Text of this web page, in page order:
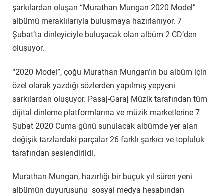
şarkılardan oluşan “Murathan Mungan 2020 Model”
albümü meraklılarıyla buluşmaya hazırlanıyor. 7
Şubat’ta dinleyiciyle buluşacak olan albüm 2 CD’den
oluşuyor.
“2020 Model”, çoğu Murathan Mungan’ın bu albüm için
özel olarak yazdığı sözlerden yapılmış yepyeni
şarkılardan oluşuyor. Pasaj-Garaj Müzik tarafından tüm
dijital dinleme platformlarına ve müzik marketlerine 7
Şubat 2020 Cuma günü sunulacak albümde yer alan
değişik tarzlardaki parçalar 26 farklı şarkıcı ve topluluk
tarafından seslendirildi.
Murathan Mungan, hazırlığı bir buçuk yıl süren yeni
albümün duyurusunu sosyal medya hesabından